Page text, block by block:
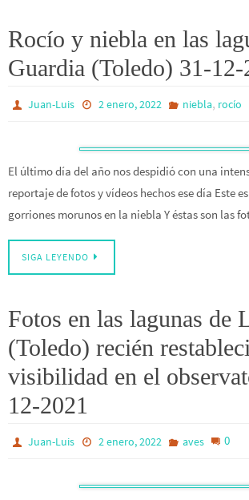
Rocío y niebla en las
Guardia (Toledo) 31-12-
Juan-Luis 2 enero, 2022 niebla, rocío
El último día del año nos despidió con una
reportaje de fotos y vídeos hechos ese día Este
gorriones morunos en la niebla Y éstas son las
SIGA LEYENDO
Fotos en las lagunas de
(Toledo) recién
visibilidad en el
12-2021
Juan-Luis 2 enero, 2022 aves 0